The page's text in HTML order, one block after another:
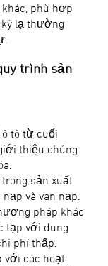
phù hợp
lạ thường
trình sản
tô từ cuối
thiệu chúng
trong sản xuất
và van nạp.
pháp khác
tạp với dung
phí thấp.
với các hoạt